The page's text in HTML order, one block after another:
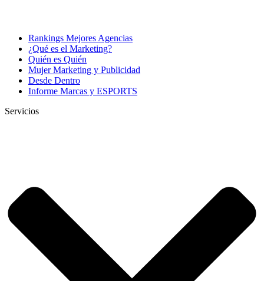
Rankings Mejores Agencias
¿Qué es el Marketing?
Quién es Quién
Mujer Marketing y Publicidad
Desde Dentro
Informe Marcas y ESPORTS
Servicios